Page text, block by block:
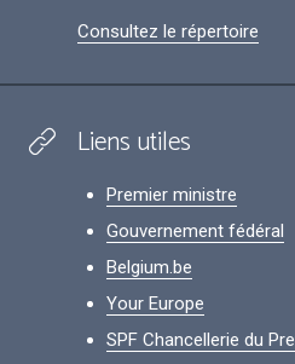
Consultez le répertoire
Liens utiles
Premier ministre
Gouvernement fédéral
Belgium.be
Your Europe
SPF Chancellerie du